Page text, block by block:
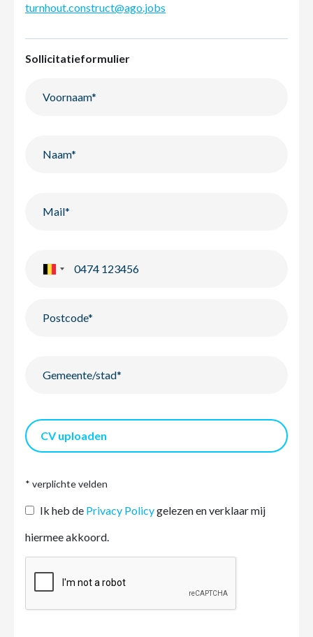
turnhout.construct@ago.jobs
Sollicitatieformulier
CV uploaden
* verplichte velden
Ik heb de Privacy Policygelezen en verklaar mij
hiermee akkoord.